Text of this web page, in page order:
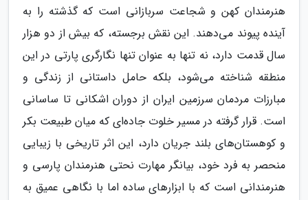
هنرمندان کهن و شجاعت سربازانی است که گذشته را به
آینده پیوند می‌دهند. این نقش برجسته، که بیش از دو هزار
سال قدمت دارد، نه تنها به عنوان تنها نگارگری پارتی در این
منطقه شناخته می‌شود، بلکه حامل داستانی از زندگی و
مبارزات مردمان سرزمین ایران از دوران اشکانی تا ساسانی
است. قرار گرفته در مسیر خلوت جاده‌ای که میان طبیعت بکر
و کوهستان‌های بلند جریان دارد، این اثر تاریخی با زیبایی
منحصر به فرد خود، بیانگر مهارت نحتی هنرمندان پارسی و
هنرمندانی است که با ابزارهای ساده اما با نگاهی عمیق به